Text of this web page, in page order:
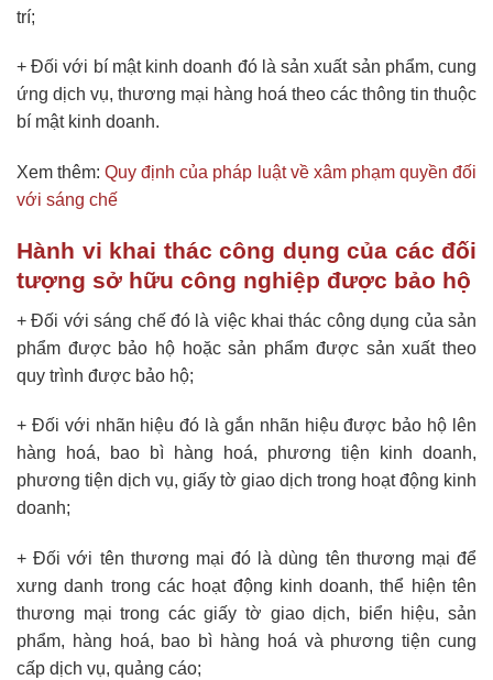
trí;
+ Đối với bí mật kinh doanh đó là sản xuất sản phẩm, cung
ứng dịch vụ, thương mại hàng hoá theo các thông tin thuộc
bí mật kinh doanh.
Xem thêm:Quy định của pháp luật về xâm phạm quyền đối
với sáng chế
Hành vi khai thác công dụng của các đối
tượng sở hữu công nghiệp được bảo hộ
+ Đối với sáng chế đó là việc khai thác công dụng của sản
phẩm được bảo hộ hoặc sản phẩm được sản xuất theo
quy trình được bảo hộ;
+ Đối với nhãn hiệu đó là gắn nhãn hiệu được bảo hộ lên
hàng hoá, bao bì hàng hoá, phương tiện kinh doanh,
phương tiện dịch vụ, giấy tờ giao dịch trong hoạt động kinh
doanh;
+ Đối với tên thương mại đó là dùng tên thương mại để
xưng danh trong các hoạt động kinh doanh, thể hiện tên
thương mại trong các giấy tờ giao dịch, biển hiệu, sản
phẩm, hàng hoá, bao bì hàng hoá và phương tiện cung
cấp dịch vụ, quảng cáo;